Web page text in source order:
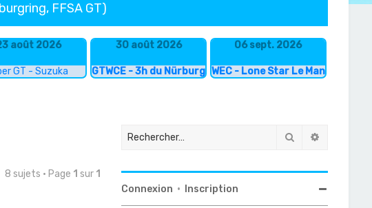
FFSA GT)
août 2026
GT - Suzuka
30 août 2026
GTWCE - 3h du Nürburgring
06 sept. 2026
WEC - Lone Star Le Mans
8 sujets • Page 1 sur 1
Rechercher
Connexion • Inscription